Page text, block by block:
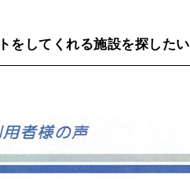
をしてくれる施設を探したい